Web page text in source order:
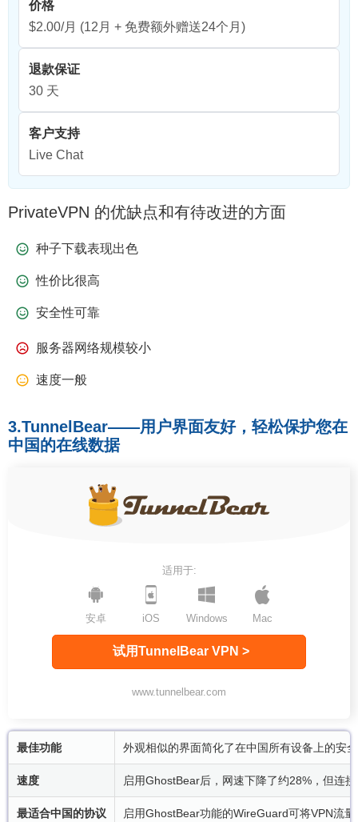
价格
$2.00/月 (12月 + 免费额外赠送24个月)
退款保证
30 天
客户支持
Live Chat
PrivateVPN 的优缺点和有待改进的方面
种子下载表现出色
性价比很高
安全性可靠
服务器网络规模较小
速度一般
3.TunnelBear——用户界面友好，轻松保护您在
中国的在线数据
适用于:
Windows Mac
安卓 iOS
试用TunnelBear VPN >
www.tunnelbear.com
最佳功能 外观相似的界面简化了在中国所有设备上的安
速度 启用GhostBear后，网速下降了约28%，但连
最适合中国的协议 启用GhostBear功能的WireGuard可将VPN流